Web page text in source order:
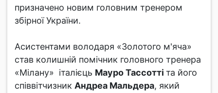
призначено новим головним тренером
збірної України.
Асистентами володаря «Золотого м'яча»
став колишній помічник головного тренера
«Мілану» італієць Мауро Тассотті та його
співвітчизник Андреа Мальдера, який